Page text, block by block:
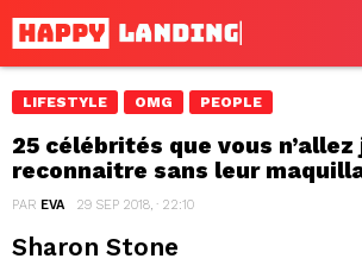
LIFESTYLE OMG PEOPLE
25 célébrités que vous n’allez
reconnaitre sans leur
PAR EVA 29 SEP 2018, · 22:10
Sharon Stone